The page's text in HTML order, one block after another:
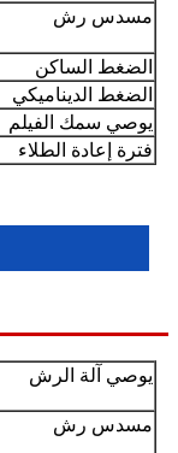
مسدس رش
الضغط الساكن
الضغط الديناميكي
يوصي سمك الفيلم
فترة إعادة الطلاء
يوصي آلة الرش
مسدس رش